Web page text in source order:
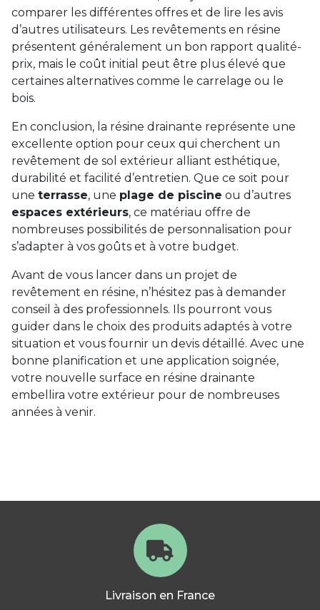
comparer les différentes offres et de lire les avis
d’autres utilisateurs. Les revêtements en résine
présentent généralement un bon rapport qualité-
prix, mais le coût initial peut être plus élevé que
certaines alternatives comme le carrelage ou le
bois.
En conclusion, la résine drainante représente une
excellente option pour ceux qui cherchent un
revêtement de sol extérieur alliant esthétique,
durabilité et facilité d’entretien. Que ce soit pour
une terrasse, une plage de piscine ou d’autres
espaces extérieurs, ce matériau offre de
nombreuses possibilités de personnalisation pour
s’adapter à vos goûts et à votre budget.
Avant de vous lancer dans un projet de
revêtement en résine, n’hésitez pas à demander
conseil à des professionnels. Ils pourront vous
guider dans le choix des produits adaptés à votre
situation et vous fournir un devis détaillé. Avec une
bonne planification et une application soignée,
votre nouvelle surface en résine drainante
embellira votre extérieur pour de nombreuses
années à venir.
Livraison en France